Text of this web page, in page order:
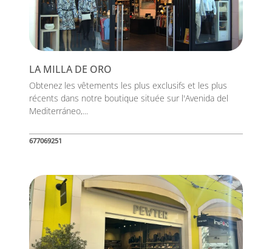
LA MILLA DE ORO
Obtenez les vêtements les plus exclusifs et les plus
récents dans notre boutique située sur l'Avenida del
Mediterráneo,...
677069251